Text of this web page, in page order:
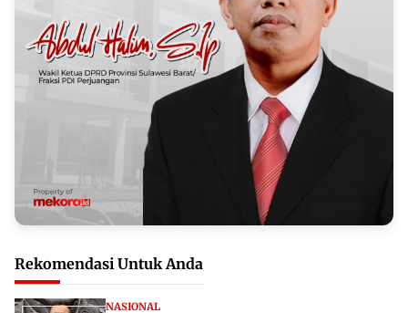
Rekomendasi Untuk Anda
NASIONAL